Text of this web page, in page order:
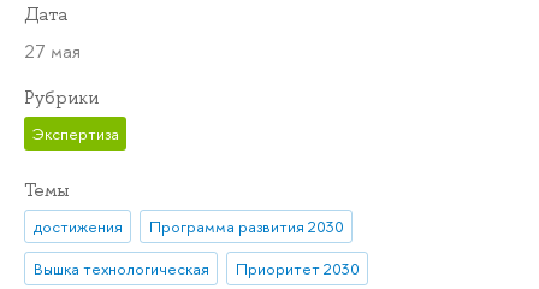
Дата
27 мая
Рубрики
Экспертиза
Темы
достижения
Программа развития 2030
Вышка технологическая
Приоритет 2030